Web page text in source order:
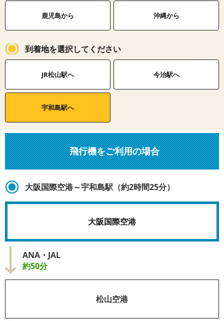
鹿児島から 沖縄から
到着地を選択してください
JR松山駅へ 今治駅へ
宇和島駅へ
飛行機をご利用の場合
大阪国際空港～宇和島駅（約2時間25分）
大阪国際空港
ANA・JAL
約50分
松山空港